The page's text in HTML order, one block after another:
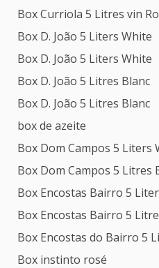
Box Curriola 5 Litres vin
Box D. João 5 Liters White
Box D. João 5 Liters White
Box D. João 5 Litres Blanc
Box D. João 5 Litres Blanc
box de azeite
Box Dom Campos 5 Liters
Box Dom Campos 5 Litres
Box Encostas Bairro 5
Box Encostas Bairro 5
Box Encostas do Bairro 5
Box instinto rosé